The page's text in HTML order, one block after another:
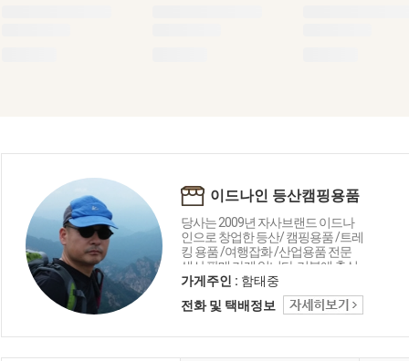
이드나인 등산캠핑용품
당사는 2009년 자사브랜드 이드나
인으로 창업한 등산/ 캠핑용품 /트레
킹 용품 /여행잡화 /산업용품 전문
생산 판매 가게 입니다. 기본에 충실
한, 합리적인 가격의 장비 생산 판매
를 목표로 뛰고 있습니다.
가게주인 : 함태중
전화 및 택배정보